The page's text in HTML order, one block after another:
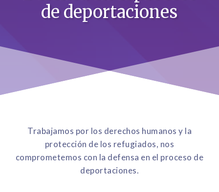
de deportaciones
Trabajamos por los derechos humanos y la
protección de los refugiados, nos
comprometemos con la defensa en el proceso de
deportaciones.